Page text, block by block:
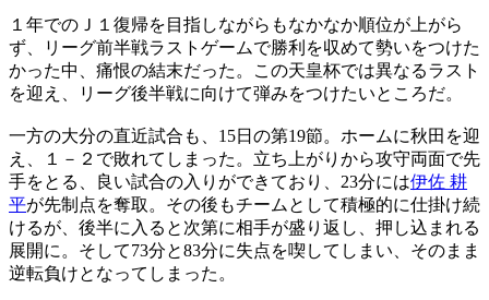
１年でのＪ１復帰を目指しながらもなかなか順位が上がら
ず、リーグ前半戦ラストゲームで勝利を収めて勢いをつけた
かった中、痛恨の結末だった。この天皇杯では異なるラスト
を迎え、リーグ後半戦に向けて弾みをつけたいところだ。
一方の大分の直近試合も、15日の第19節。ホームに秋田を迎
え、１－２で敗れてしまった。立ち上がりから攻守両面で先
手をとる、良い試合の入りができており、23分には伊佐 耕
平が先制点を奪取。その後もチームとして積極的に仕掛け続
けるが、後半に入ると次第に相手が盛り返し、押し込まれる
展開に。そして73分と83分に失点を喫してしまい、そのまま
逆転負けとなってしまった。